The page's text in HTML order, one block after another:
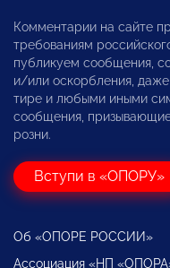
Комментарии на сайте
требованиям
публикуем сообщения,
и/или оскорбления,
тире и любыми иными
сообщения,
розни.
Вступи в «ОПОРУ»
Об «ОПОРЕ РОССИИ»
Ассоциация «НП